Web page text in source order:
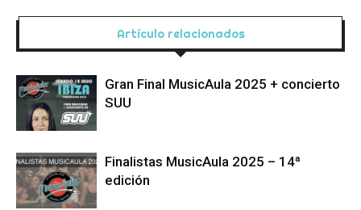
Artículo relacionados
Gran Final MusicAula 2025 + concierto
SUU
Finalistas MusicAula 2025 – 14ª
edición